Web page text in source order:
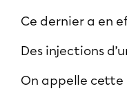
Ce dernier a en
Des injections
On appelle cette